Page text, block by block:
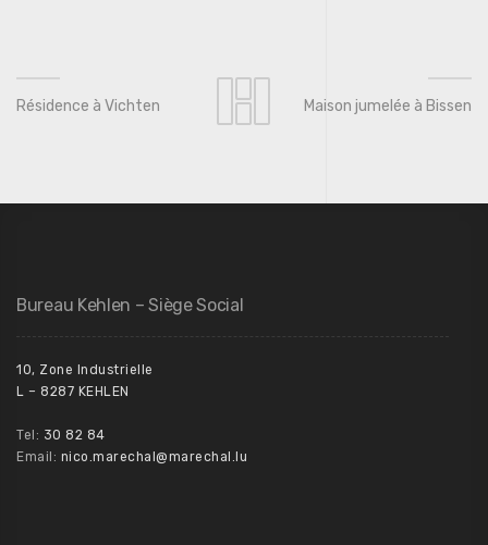
Résidence à Vichten Maison jumelée à Bissen
Bureau Kehlen – Siège Social
10, Zone Industrielle
L – 8287 KEHLEN
Tel: 30 82 84
Email: nico.marechal@marechal.lu